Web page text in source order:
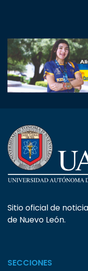
Sitio oficial de
de Nuevo León.
SECCIONES